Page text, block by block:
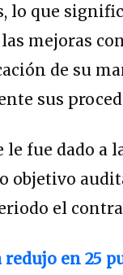
lo que
mejoras
de su
sus
le fue dado a
objetivo
el
en 25